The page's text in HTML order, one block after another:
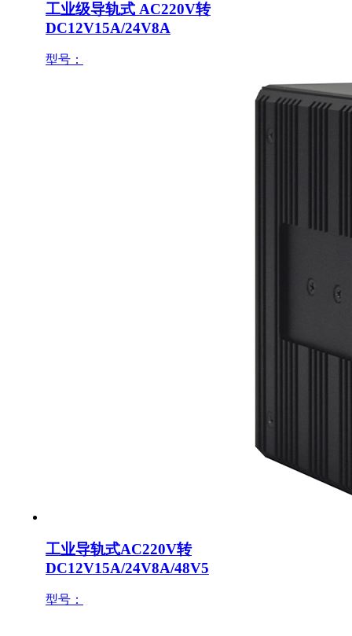
工业级导轨式 AC220V转
DC12V15A/24V8A
型号：
工业导轨式AC220V转
DC12V15A/24V8A/48V5
型号：